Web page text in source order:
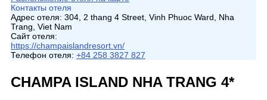
Контакты отеля
Адрес отеля: 304, 2 thang 4 Street, Vinh Phuoc Ward, Nha
Trang, Viet Nam
Сайт отеля:
https://champaislandresort.vn/
Телефон отеля: +84 258 3827 827
CHAMPA ISLAND NHA TRANG 4*